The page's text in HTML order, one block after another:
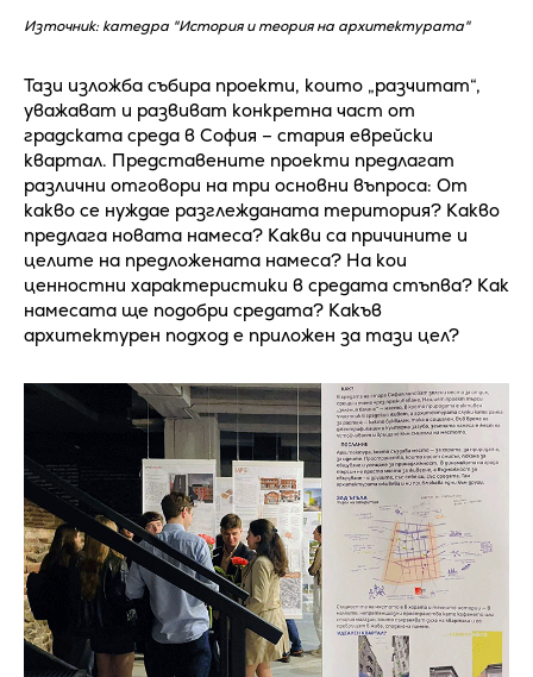
Източник: катедра "История и теория на архитектурата"
Тази изложба събира проекти, които „разчитат“,
уважават и развиват конкретна част от
градската среда в София – стария еврейски
квартал. Представените проекти предлагат
различни отговори на три основни въпроса: От
какво се нуждае разглежданата територия? Какво
предлага новата намеса? Какви са причините и
целите на предложената намеса? На кои
ценностни характеристики в средата стъпва? Как
намесата ще подобри средата? Какъв
архитектурен подход е приложен за тази цел?